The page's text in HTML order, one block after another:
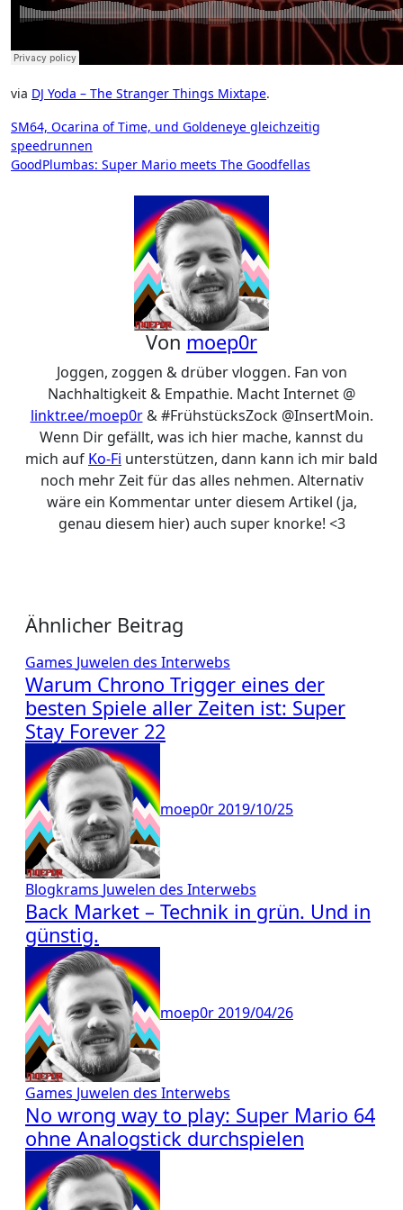
via DJ Yoda – The Stranger Things Mixtape.
Beitragsnavigation
SM64, Ocarina of Time, und Goldeneye gleichzeitig
speedrunnen
GoodPlumbas: Super Mario meets The Goodfellas
Von moep0r
Joggen, zoggen & drüber vloggen. Fan von
Nachhaltigkeit & Empathie. Macht Internet @
linktr.ee/moep0r& #FrühstücksZock @InsertMoin.
Wenn Dir gefällt, was ich hier mache, kannst du
mich auf Ko-Fi unterstützen, dann kann ich mir bald
noch mehr Zeit für das alles nehmen. Alternativ
wäre ein Kommentar unter diesem Artikel (ja,
genau diesem hier) auch super knorke! <3
Ähnlicher Beitrag
Games Juwelen des Interwebs
Warum Chrono Trigger eines der
besten Spiele aller Zeiten ist: Super
Stay Forever 22
moep0r2019/10/25
Blogkrams Juwelen des Interwebs
Back Market – Technik in grün. Und in
günstig.
moep0r2019/04/26
Games Juwelen des Interwebs
No wrong way to play: Super Mario 64
ohne Analogstick durchspielen